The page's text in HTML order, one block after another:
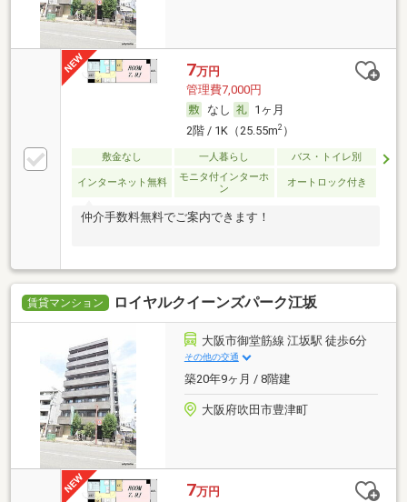
7万円
管理費7,000円
なし
1ヶ月
2階 / 1K（25.55m2）
敷金なし 一人暮らし バス・トイレ別
インターネット無料
モニタ付インターホ
ン
オートロック付き
仲介手数料無料でご案内できます！
賃貸マンション ロイヤルクイーンズパーク江坂
大阪市御堂筋線 江坂駅 徒歩6分
その他の交通
築20年9ヶ月 / 8階建
大阪府吹田市豊津町
7万円